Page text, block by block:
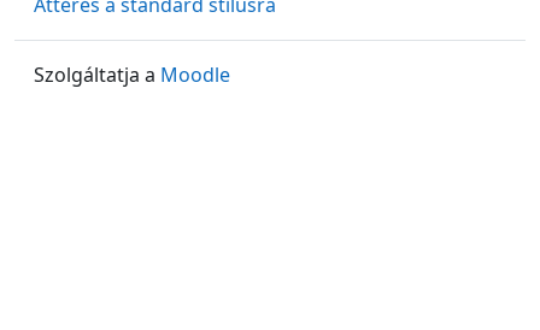
Szolgáltatja a Moodle